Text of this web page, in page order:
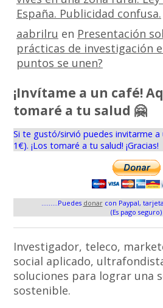
España. Publicidad confusa.
aabrilru en Presentación
prácticas de investigación
puntos se unen?
¡Invítame a un café!
tomaré a tu salud 🤗
Si te gustó/sirvió puedes invitarme a
1€). ¡Los tomaré a tu salud! ¡Gracias!
.........Puedes donarcon Paypal,
(Es pago seguro)
Investigador, teleco,
social aplicado,
soluciones para lograr una
sostenible.